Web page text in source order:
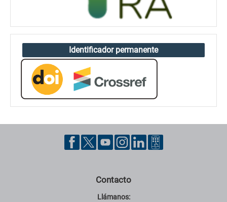
Identificador permanente
Contacto
Llámanos: